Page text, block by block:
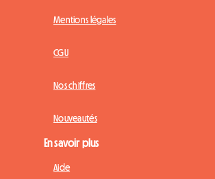
Mentions légales
CGU
Nos chiffres
Nouveautés
En savoir plus
Aide